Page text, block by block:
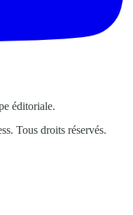
éditoriale.
Tous droits réservés.